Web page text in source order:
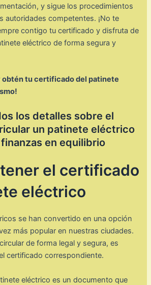
y sigue los procedimientos
autoridades competentes. ¡No te
contigo tu certificado y disfruta de
eléctrico de forma segura y
obtén tu certificado del patinete
los detalles sobre el
un patinete eléctrico
en equilibrio
el certificado
eléctrico
se han convertido en una opción
más popular en nuestras ciudades.
de forma legal y segura, es
certificado correspondiente.
eléctrico es un documento que